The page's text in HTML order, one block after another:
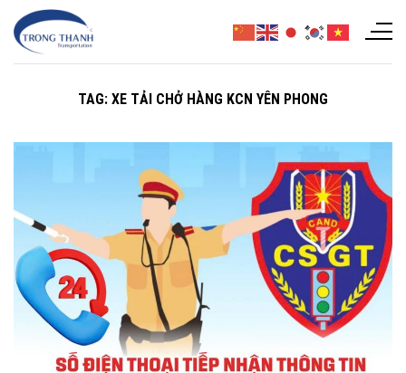
Chuyển
đến
TAG: XE TẢI CHỞ HÀNG KCN YÊN PHONG